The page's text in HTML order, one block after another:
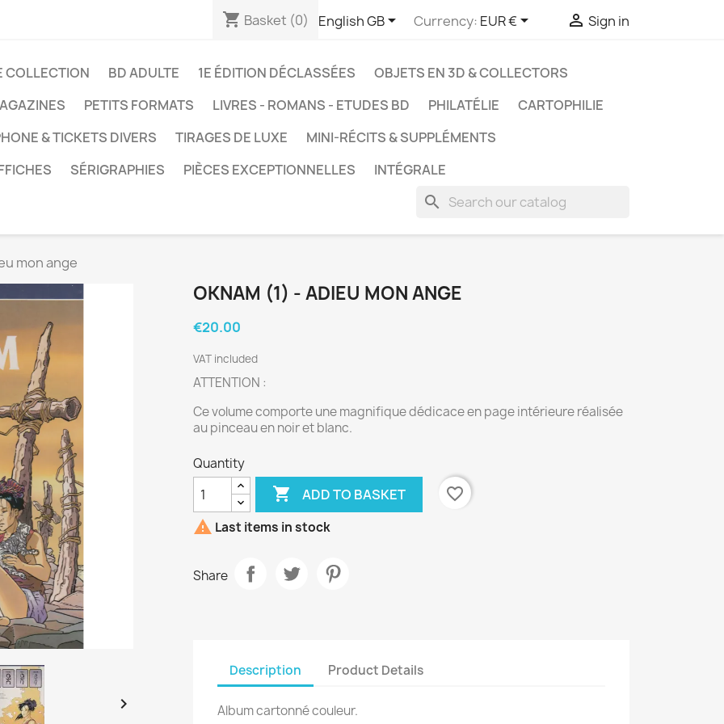
shopping_cart Basket (0) English GB Currency: EUR €  Sign in
COLLECTION BD ADULTE 1E ÉDITION DÉCLASSÉES
OBJETS EN 3D & COLLECTORS
PETITS FORMATS LIVRES - ROMANS - ETUDES BD PHILATÉLIE
CARTOPHILIE
& TICKETS DIVERS
TIRAGES DE LUXE
MINI-RÉCITS & SUPPLÉMENTS
SÉRIGRAPHIES PIÈCES EXCEPTIONNELLES INTÉGRALE
search
mon ange

OKNAM (1) - ADIEU MON ANGE
€20.00
VAT included
ATTENTION :
Ce volume comporte une magnifique dédicace en page intérieure réalisée
au pinceau en noir et blanc.
Quantity
 ADD TO BASKET
favorite_border
 Last items in stock
Share
Description Product Details
Album cartonné couleur.